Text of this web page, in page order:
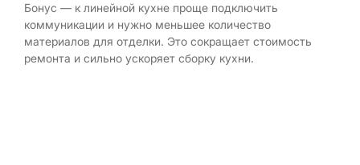
Бонус — к линейной кухне проще подключить
коммуникации и нужно меньшее количество
материалов для отделки. Это сокращает стоимость
ремонта и сильно ускоряет сборку кухни.